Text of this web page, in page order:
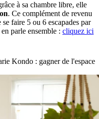
à sa chambre libre, elle
. Ce complément de revenu
faire 5 ou 6 escapades par
parle ensemble : cliquez ici
Kondo : gagner de l'espace